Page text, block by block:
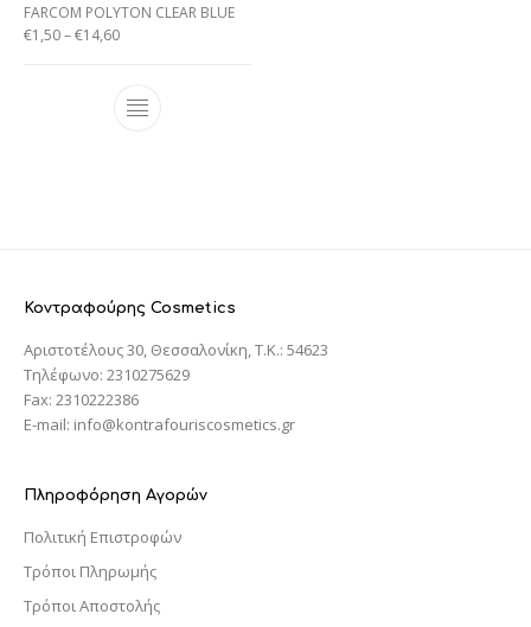
FARCOM POLYTON CLEAR BLUE
€1,50–€14,60
Κοντραφούρης Cosmetics
Αριστοτέλους 30, Θεσσαλονίκη, T.K.: 54623
Τηλέφωνο: 2310275629
Fax: 2310222386
E-mail: info@kontrafouriscosmetics.gr
Πληροφόρηση Αγορών
Πολιτική Επιστροφών
Τρόποι Πληρωμής
Τρόποι Αποστολής